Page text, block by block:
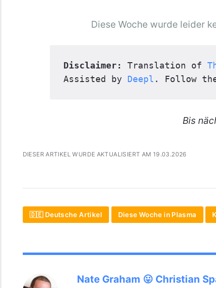
Diese Woche wurde leider
Disclaimer: Translation of
Assisted by Deepl . Follow
Bis
DIESER ARTIKEL WURDE AKTUALISIERT AM 19.03.2026
🇩🇪 Deutsche Artikel Diese Woche in Plasma
Nate Graham 😛 Christian